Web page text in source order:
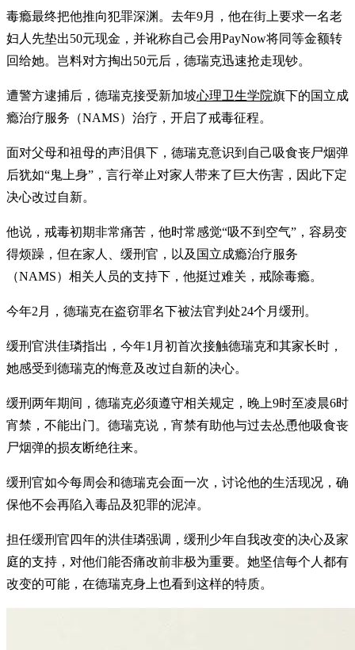
毒瘾最终把他推向犯罪深渊。去年9月，他在街上要求一名老
妇人先垫出50元现金，并讹称自己会用PayNow将同等金额转
回给她。岂料对方掏出50元后，德瑞克迅速抢走现钞。
遭警方逮捕后，德瑞克接受新加坡心理卫生学院旗下的国立成
瘾治疗服务（NAMS）治疗，开启了戒毒征程。
面对父母和祖母的声泪俱下，德瑞克意识到自己吸食丧尸烟弹
后犹如“鬼上身”，言行举止对家人带来了巨大伤害，因此下定
决心改过自新。
他说，戒毒初期非常痛苦，他时常感觉“吸不到空气”，容易变
得烦躁，但在家人、缓刑官，以及国立成瘾治疗服务
（NAMS）相关人员的支持下，他挺过难关，戒除毒瘾。
今年2月，德瑞克在盗窃罪名下被法官判处24个月缓刑。
缓刑官洪佳璘指出，今年1月初首次接触德瑞克和其家长时，
她感受到德瑞克的悔意及改过自新的决心。
缓刑两年期间，德瑞克必须遵守相关规定，晚上9时至凌晨6时
宵禁，不能出门。德瑞克说，宵禁有助他与过去怂恿他吸食丧
尸烟弹的损友断绝往来。
缓刑官如今每周会和德瑞克会面一次，讨论他的生活现况，确
保他不会再陷入毒品及犯罪的泥淖。
担任缓刑官四年的洪佳璘强调，缓刑少年自我改变的决心及家
庭的支持，对他们能否痛改前非极为重要。她坚信每个人都有
改变的可能，在德瑞克身上也看到这样的特质。